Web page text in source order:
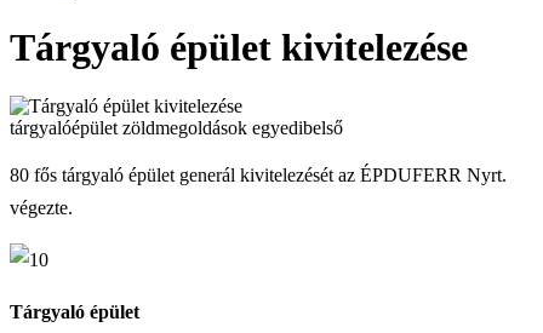
Tárgyaló épület kivitelezése
tárgyalóépületzöldmegoldások egyedibelső
80 fős tárgyaló épület generál kivitelezését az ÉPDUFERR Nyrt.
végezte.
Tárgyaló épület